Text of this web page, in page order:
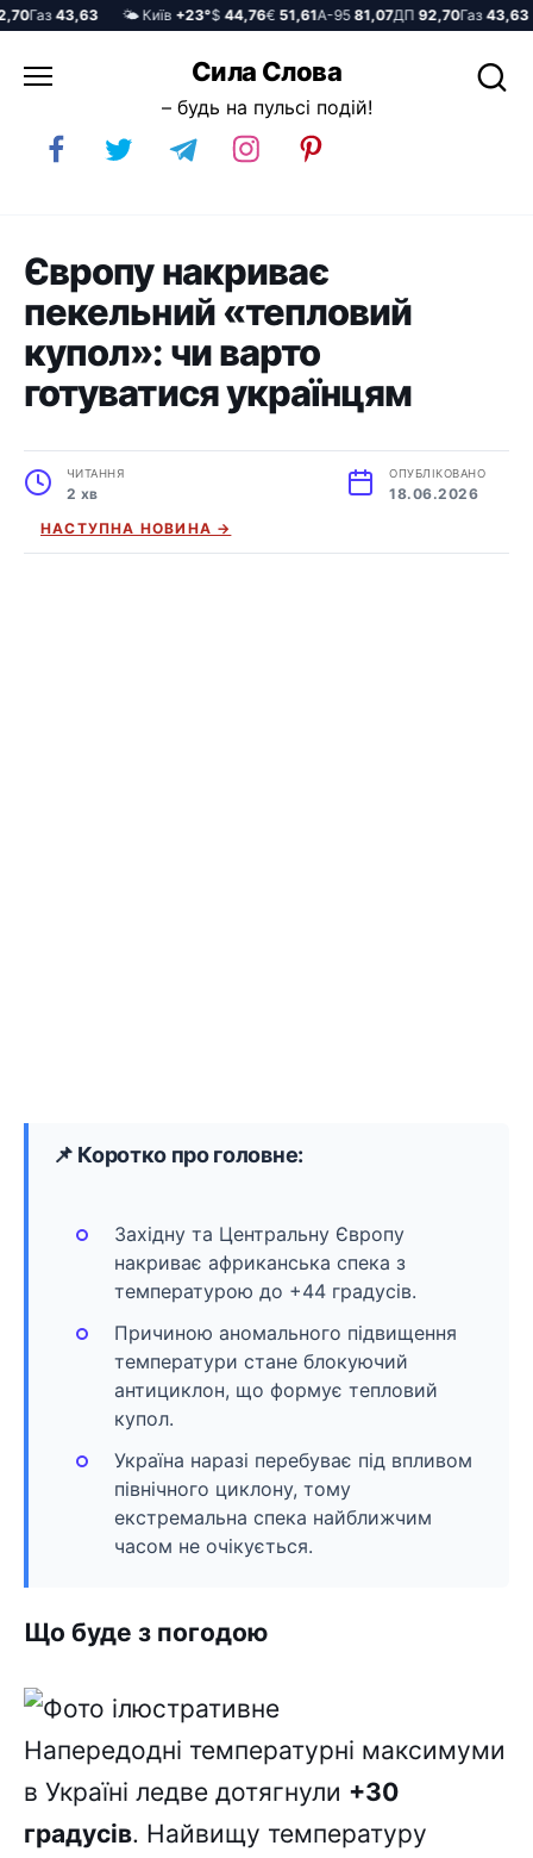
Газ43,63 🌤️ Київ+23°$44,76€51,61А-9581,07ДП92,70Газ43,63
до
Сила Слова
– будь на пульсі подій!
Європу накриває
пекельний «тепловий
купол»: чи варто
готуватися українцям
ЧИТАННЯ
2 хв
ОПУБЛІКОВАНО
18.06.2026
НАСТУПНА НОВИНА →
📌 Коротко про головне:
Західну та Центральну Європу
накриває африканська спека з
температурою до +44 градусів.
Причиною аномального підвищення
температури стане блокуючий
антициклон, що формує тепловий
купол.
Україна наразі перебуває під впливом
північного циклону, тому
екстремальна спека найближчим
часом не очікується.
Що буде з погодою
Напередодні температурні максимуми
в Україні ледве дотягнули +30
градусів. Найвищу температуру